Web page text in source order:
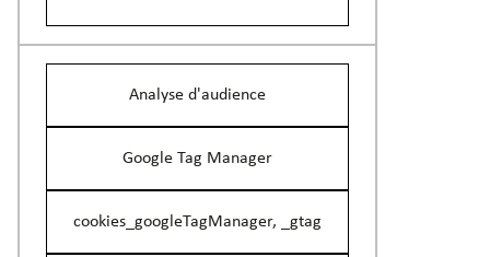
Analyse d'audience
Google Tag Manager
cookies_googleTagManager, _gtag